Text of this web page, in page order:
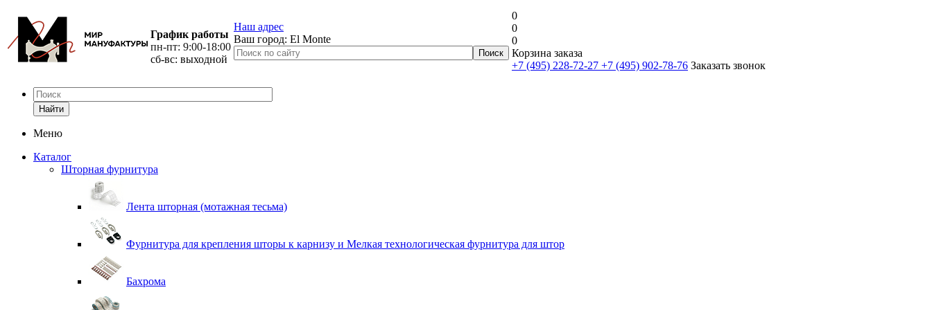
График работы
пн-пт: 9:00-18:00
сб-вс: выходной
Наш адрес
Ваш город: El Monte
0
0
0
Корзина заказа
+7 (495) 228-72-27 +7 (495) 902-78-76 Заказать звонок
Найти
Меню
Каталог
Шторная фурнитура
Лента шторная (мотажная тесьма)
Фурнитура для крепления шторы к карнизу и Мелкая технологическая фурнитура для штор
Бахрома